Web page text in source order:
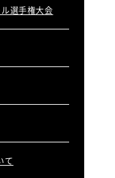
選手権大会
て